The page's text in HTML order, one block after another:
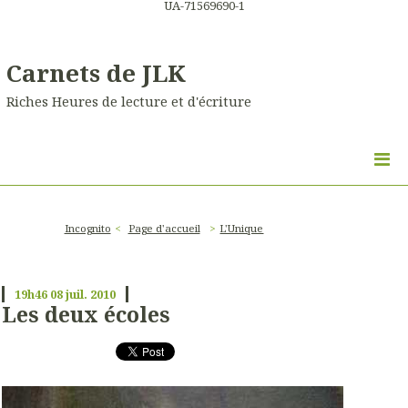
UA-71569690-1
Carnets de JLK
Riches Heures de lecture et d'écriture
Incognito Page d'accueil L'Unique
19h46 08juil. 2010
Les deux écoles